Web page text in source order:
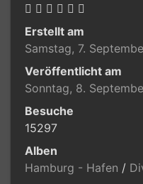
Erstellt am
Samstag, 7.
Veröffentlicht am
Sonntag, 8.
Besuche
15297
Alben
Hamburg - Hafen /